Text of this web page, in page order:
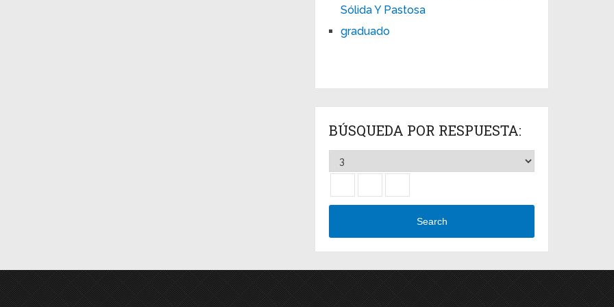
Sólida Y Pastosa
graduado
BÚSQUEDA POR RESPUESTA:
Search